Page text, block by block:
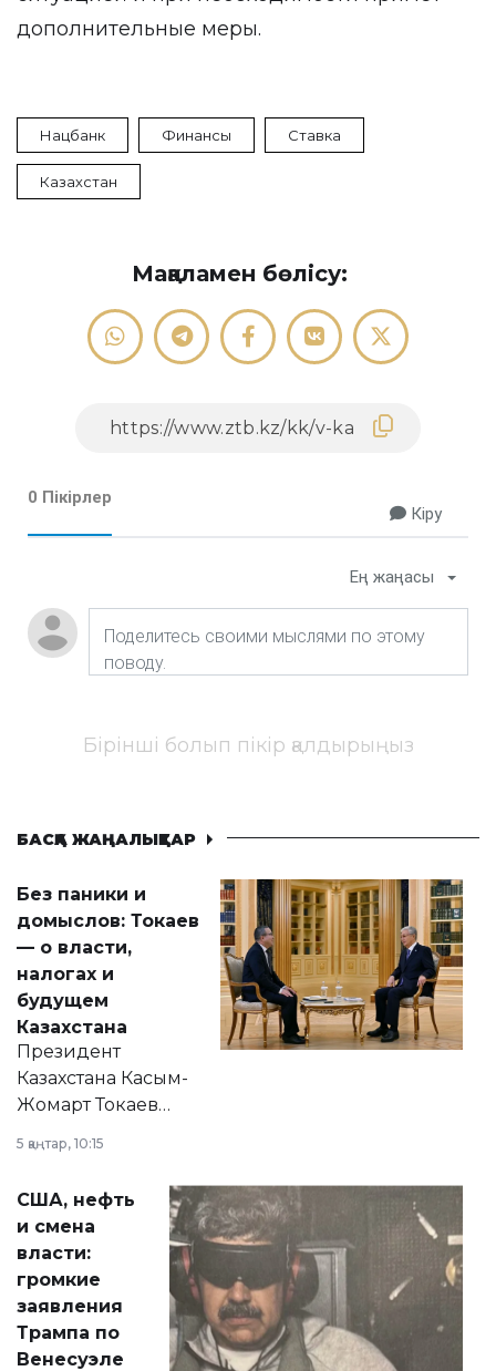
дополнительные меры.
Нацбанк Финансы Ставка
Казахстан
Мақаламен бөлісу:
0 Пікірлер
Кіру
Ең жаңасы
Бірінші болып пікір қалдырыңыз
БАСҚА ЖАҢАЛЫҚТАР
Без паники и
домыслов: Токаев
— о власти,
налогах и
будущем
Казахстана
Президент
Казахстана Касым-
Жомарт Токаев
сразу несколько
актуальных тем —
от слухов о
политических
реформах до
вопросов армии,
экономики и
личного здоровья.
5 қаңтар, 10:15
США, нефть
и смена
власти:
громкие
заявления
Трампа по
Венесуэле